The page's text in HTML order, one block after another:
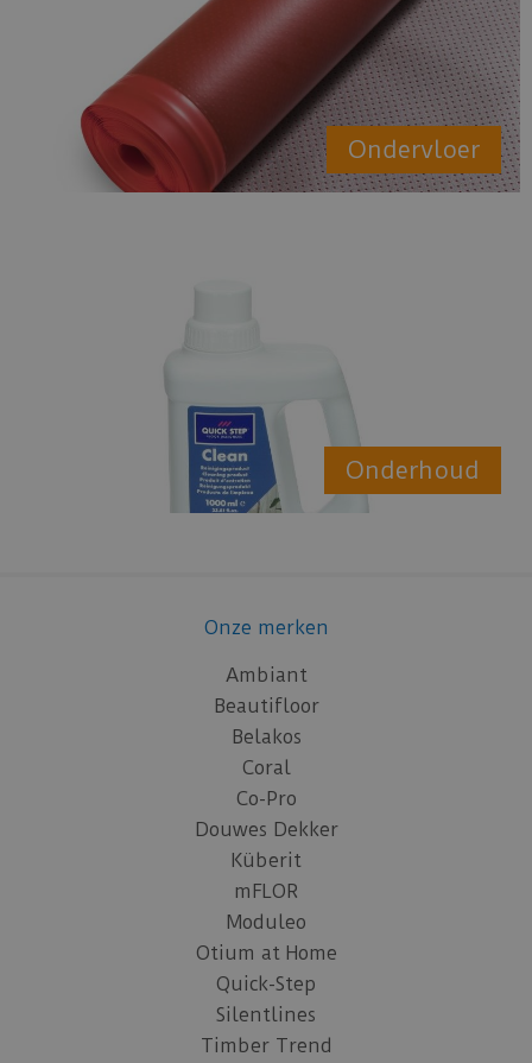
Ondervloer
Onderhoud
Onze merken
Ambiant
Beautifloor
Belakos
Coral
Co-Pro
Douwes Dekker
Küberit
mFLOR
Moduleo
Otium at Home
Quick-Step
Silentlines
Timber Trend